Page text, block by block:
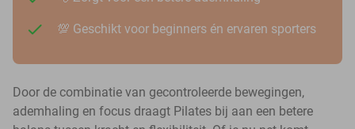
💯 Geschikt voor beginners én ervaren sporters
Door de combinatie van gecontroleerde bewegingen,
ademhaling en focus draagt Pilates bij aan een betere